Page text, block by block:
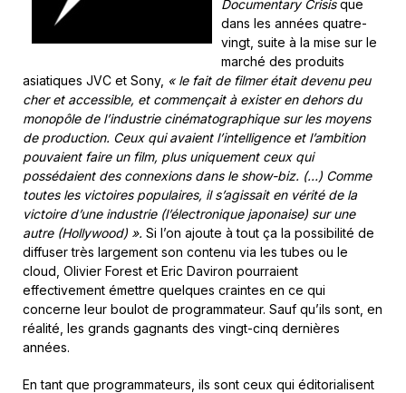
Documentary Crisisque
dans les années quatre-
vingt, suite à la mise sur le
marché des produits
asiatiques JVC et Sony, « le fait de filmer était devenu peu
cher et accessible, et commençait à exister en dehors du
monopôle de l’industrie cinématographique sur les moyens
de production. Ceux qui avaient l’intelligence et l’ambition
pouvaient faire un film, plus uniquement ceux qui
possédaient des connexions dans le show-biz. (…) Comme
toutes les victoires populaires, il s’agissait en vérité de la
victoire d’une industrie (l’électronique japonaise) sur une
autre (Hollywood) ». Si l’on ajoute à tout ça la possibilité de
diffuser très largement son contenu via les tubes ou le
cloud, Olivier Forest et Eric Daviron pourraient
effectivement émettre quelques craintes en ce qui
concerne leur boulot de programmateur. Sauf qu’ils sont, en
réalité, les grands gagnants des vingt-cinq dernières
années.
En tant que programmateurs, ils sont ceux qui éditorialisent